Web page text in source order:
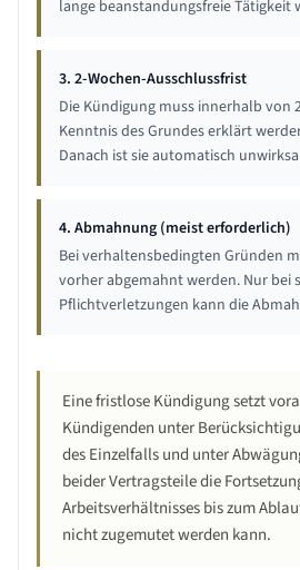
lange beanstandungsfreie Tätigkeit
3. 2-Wochen-Ausschlussfrist
Die Kündigung muss innerhalb von
Kenntnis des Grundes erklärt
Danach ist sie automatisch
4. Abmahnung (meist erforderlich)
Bei verhaltensbedingten Gründen
vorher abgemahnt werden. Nur bei
Pflichtverletzungen kann die
Eine fristlose Kündigung setzt
Kündigenden unter
des Einzelfalls und unter
beider Vertragsteile die
Arbeitsverhältnisses bis zum
nicht zugemutet werden kann.